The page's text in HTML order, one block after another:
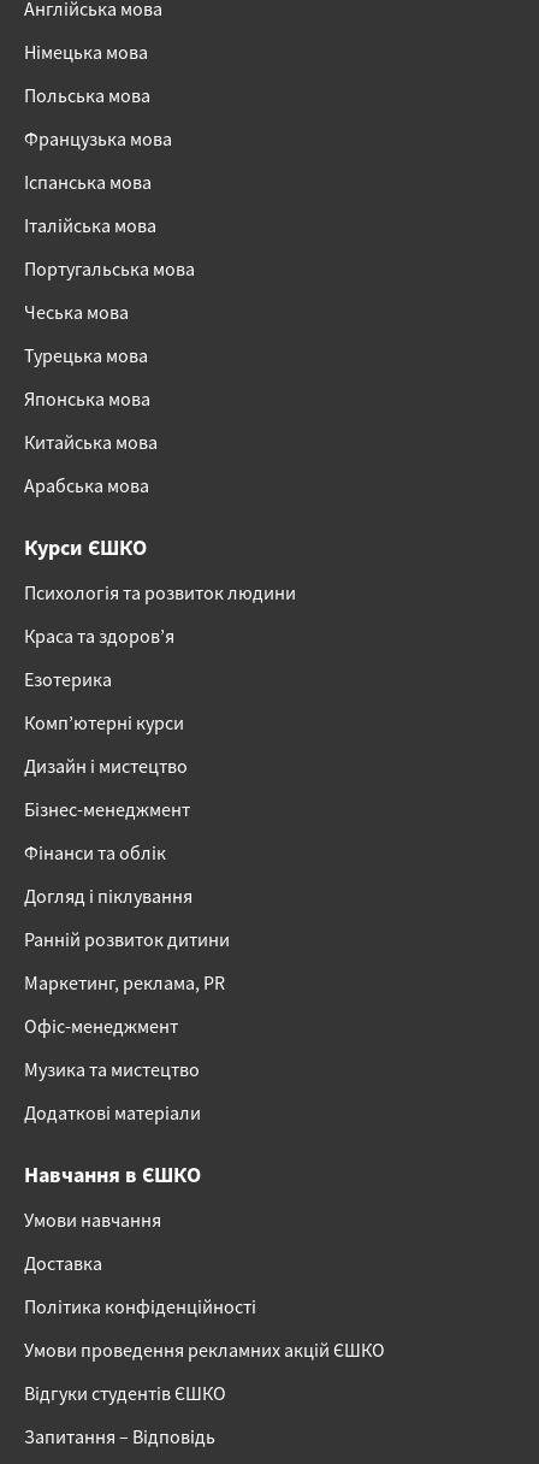
Англійська мова
Німецька мова
Польська мова
Французька мова
Іспанська мова
Італійська мова
Португальська мова
Чеська мова
Турецька мова
Японська мова
Китайська мова
Арабська мова
Курси ЄШКО
Психологія та розвиток людини
Краса та здоров’я
Езотерика
Комп’ютерні курси
Дизайн і мистецтво
Бізнес-менеджмент
Фінанси та облік
Догляд і піклування
Ранній розвиток дитини
Маркетинг, реклама, PR
Офіс-менеджмент
Музика та мистецтво
Додаткові матеріали
Навчання в ЄШКО
Умови навчання
Доставка
Політика конфіденційності
Умови проведення рекламних акцій ЄШКО
Відгуки студентів ЄШКО
Запитання – Відповідь